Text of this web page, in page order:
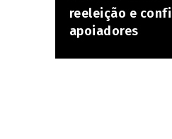
reeleição e
apoiadores